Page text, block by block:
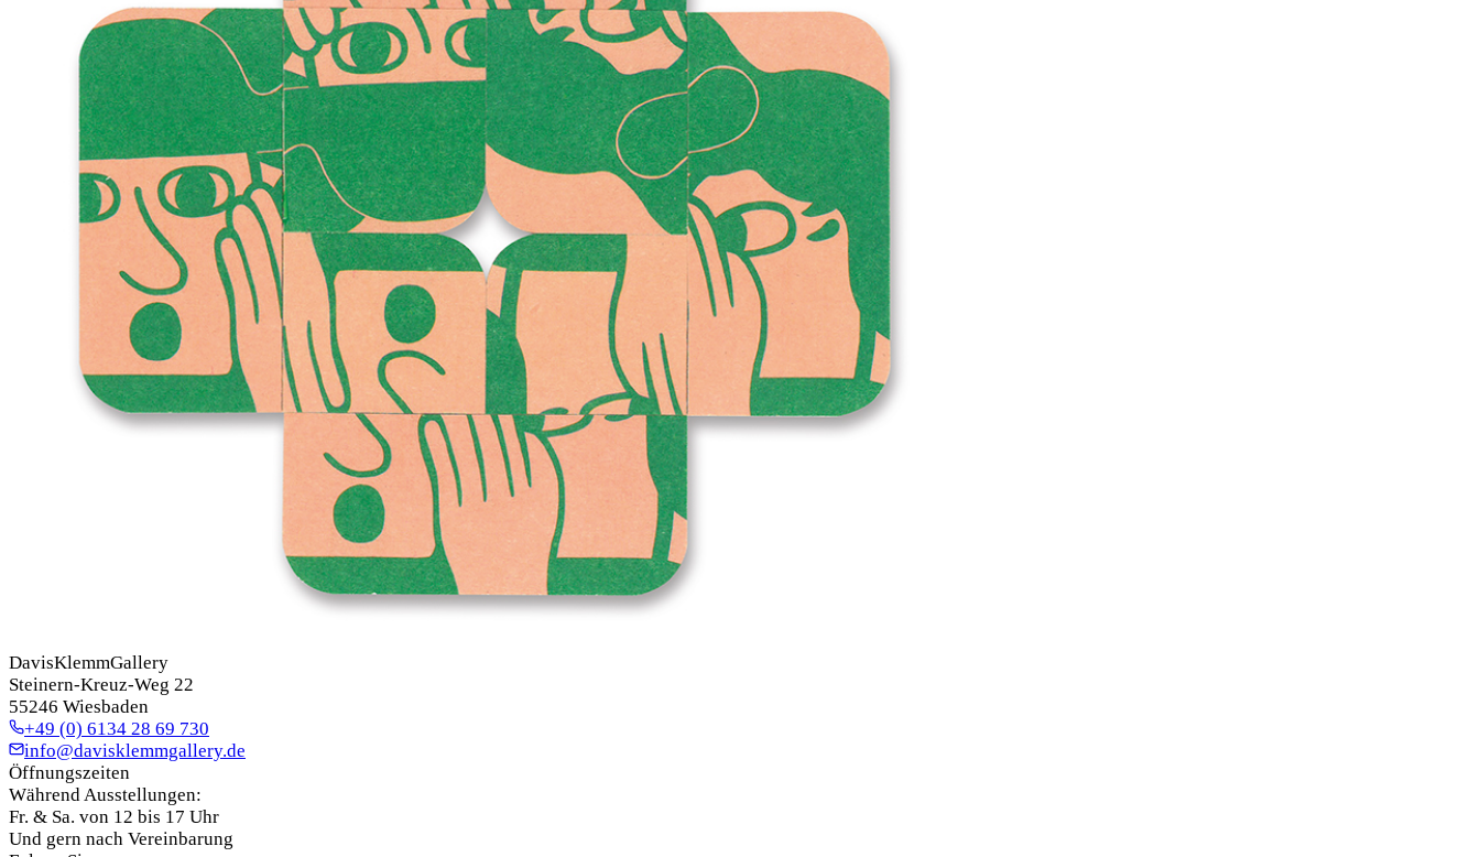
DavisKlemmGallery
Steinern-Kreuz-Weg 22
55246 Wiesbaden
+49 (0) 6134 28 69 730
info@davisklemmgallery.de
Öffnungszeiten
Während Ausstellungen:
Fr. & Sa. von 12 bis 17 Uhr
Und gern nach Vereinbarung